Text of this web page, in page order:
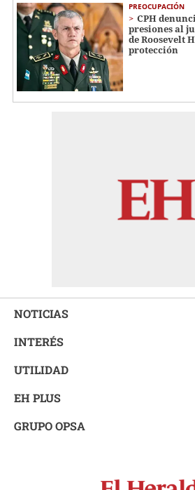
PREOCUPACIÓN
CPH
presiones al
de Roosevelt
protección
NOTICIAS
INTERÉS
UTILIDAD
EH PLUS
GRUPO OPSA